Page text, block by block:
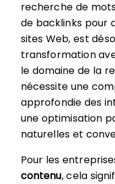
recherche de
de backlinks pour
sites Web, est
transformation
le domaine de la
nécessite une
approfondie des
une optimisation
naturelles et
Pour les
contenu, cela